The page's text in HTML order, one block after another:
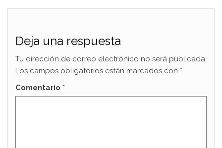
Deja una respuesta
Tu dirección de correo electrónico no será publicada.
Los campos obligatorios están marcados con *
Comentario *